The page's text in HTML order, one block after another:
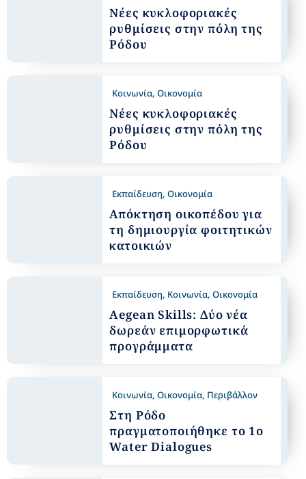
Νέες κυκλοφοριακές
ρυθμίσεις στην πόλη της
Ρόδου
Κοινωνία,Οικονομία
Nέες κυκλοφοριακές
ρυθμίσεις στην πόλη της
Ρόδου
Εκπαίδευση,Οικονομία
Απόκτηση οικοπέδου για
τη δημιουργία φοιτητικών
κατοικιών
Εκπαίδευση, Κοινωνία,Οικονομία
Aegean Skills: Δύο νέα
δωρεάν επιμορφωτικά
προγράμματα
Κοινωνία,Οικονομία, Περιβάλλον
Στη Ρόδο
πραγματοποιήθηκε το 1o
Water Dialogues